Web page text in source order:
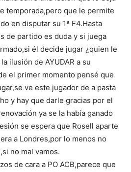
temporada,pero que le permite
en disputar su 1ª F4.Hasta
de partido es duda y si juega
él decide jugar ¿quien le
ilusión de AYUDAR a su
el primer momento pensé que
ve este jugador de a pasta
y hay que darle gracias por el
ya se la había ganado
se espera que Rosell aparte
a Londres,por lo menos no
no mal vamos.
de cara a PO ACB,parece que